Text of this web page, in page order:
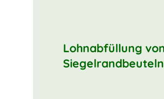
Lohnabfüllung
Siegelrandbeuteln